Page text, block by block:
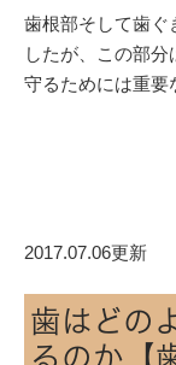
歯根部そして歯ぐ
したが、この部
守るためには重要
2017.07.06更新
歯はどの
るのか【